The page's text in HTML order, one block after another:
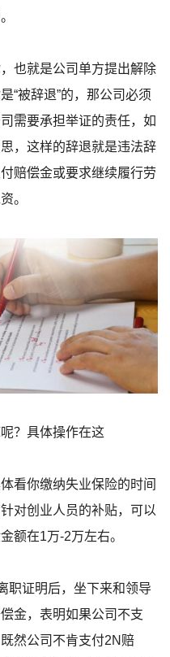
也就是公司单方提出解除
“被辞退”的，那公司必须
需要承担举证的责任，如
，这样的辞退就是违法辞
赔偿金或要求继续履行劳
。
？具体操作在这
看你缴纳失业保险的时间
对创业人员的补贴，可以
额在1万-2万左右。
职证明后，坐下来和领导
金，表明如果公司不支
然公司不肯支付2N赔